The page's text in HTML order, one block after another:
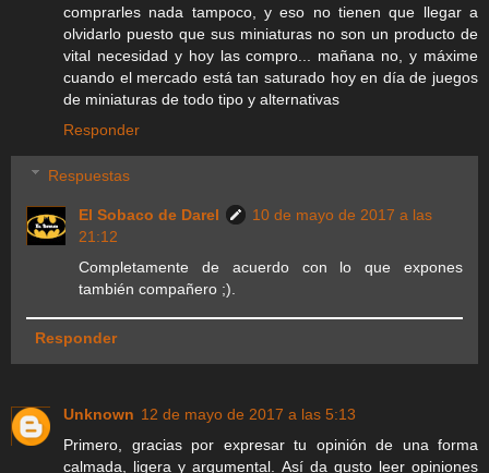
comprarles nada tampoco, y eso no tienen que llegar a
olvidarlo puesto que sus miniaturas no son un producto de
vital necesidad y hoy las compro... mañana no, y máxime
cuando el mercado está tan saturado hoy en día de juegos
de miniaturas de todo tipo y alternativas
Responder
Respuestas
El Sobaco de Darel
10 de mayo de 2017 a las
21:12
Completamente de acuerdo con lo que expones
también compañero ;).
Responder
Unknown 12 de mayo de 2017 a las 5:13
Primero, gracias por expresar tu opinión de una forma
calmada, ligera y argumental. Así da gusto leer opiniones